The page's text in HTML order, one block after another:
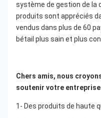
système de gestion de la
produits sont appréciés
vendus dans plus de 60
bétail plus sain et plus
Chers amis, nous
soutenir votre entreprise
1- Des produits de haute